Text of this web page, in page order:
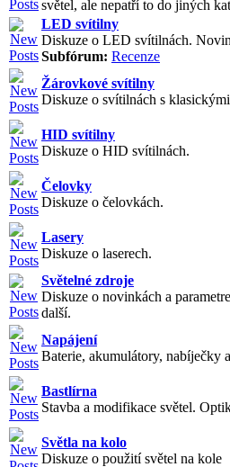
světel, ale nepatří to do jiných
LED svítilny
Diskuze o LED svítilnách.
Subfórum: Recenze
Žárovkové svítilny
Diskuze o svítilnách s
HID svítilny
Diskuze o HID svítilnách.
Čelovky
Diskuze o čelovkách.
Lasery
Diskuze o laserech.
Světelné zdroje
Diskuze o novinkách a
další.
Napájení
Baterie, akumulátory, nabíječky
Bastlírna
Stavba a modifikace světel.
Světla na kolo
Diskuze o použití světel na kole